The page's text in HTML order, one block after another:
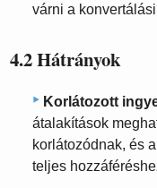
várni a
4.2 Hátrányok
Korlátozott
átalakítások
korlátozódnak, és
teljes